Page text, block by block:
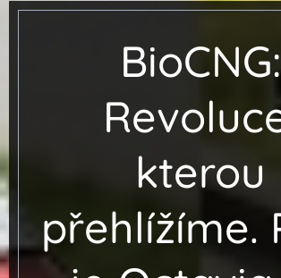
BioCNG:
kterou
přehlížíme.